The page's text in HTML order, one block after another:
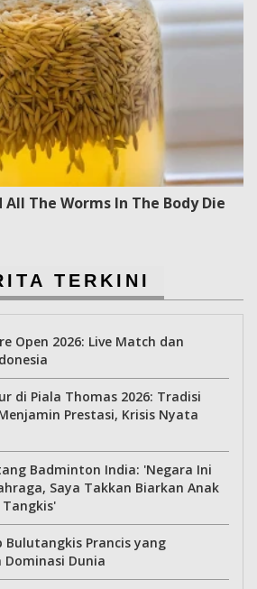
All The Worms In The Body Die
TERKINI
Open 2026: Live Match dan
di Piala Thomas 2026: Tradisi
Prestasi, Krisis Nyata
Badminton India: 'Negara Ini
Saya Takkan Biarkan Anak
Tangkis'
Bulutangkis Prancis yang
Dominasi Dunia